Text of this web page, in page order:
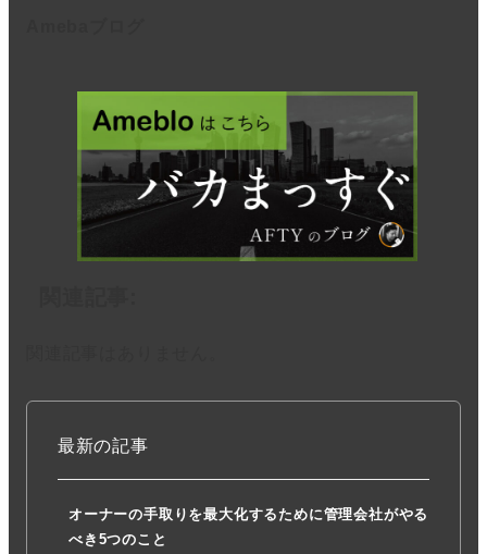
最新の記事
オーナーの手取りを最大化するために管理会社がやる
べき5つのこと